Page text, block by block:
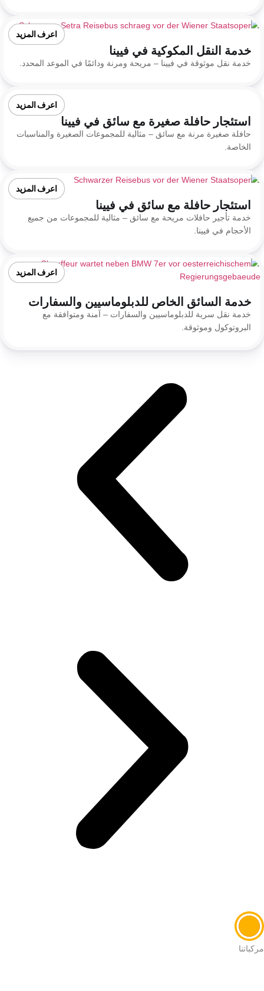
اعرف المزيد
خدمة النقل المكوكية في فيينا
خدمة نقل موثوقة في فيينا – مريحة ومرنة ودائمًا في الموعد المحدد.
اعرف المزيد
استئجار حافلة صغيرة مع سائق في فيينا
حافلة صغيرة مرنة مع سائق – مثالية للمجموعات الصغيرة والمناسبات
الخاصة.
اعرف المزيد
استئجار حافلة مع سائق في فيينا
خدمة تأجير حافلات مريحة مع سائق – مثالية للمجموعات من جميع
الأحجام في فيينا.
اعرف المزيد
خدمة السائق الخاص للدبلوماسيين والسفارات
خدمة نقل سرية للدبلوماسيين والسفارات – آمنة ومتوافقة مع
البروتوكول وموثوقة.
مركباتنا